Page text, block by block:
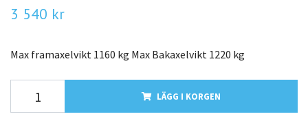
3 540 kr
Max framaxelvikt 1160 kg Max Bakaxelvikt 1220 kg
LÄGG I KORGEN